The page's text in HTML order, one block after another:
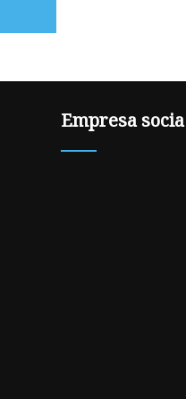
Empresa socia